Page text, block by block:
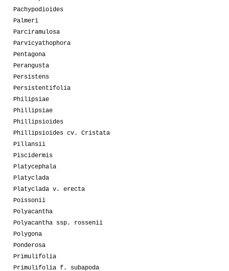
Pachypodioides
Palmeri
Parciramulosa
Parvicyathophora
Pentagona
Perangusta
Persistens
Persistentifolia
Philipsiae
Phillipsiae
Phillipsioides
Phillipsioides cv. Cristata
Pillansii
Piscidermis
Platycephala
Platyclada
Platyclada v. erecta
Poissonii
Polyacantha
Polyacantha ssp. rossenii
Polygona
Ponderosa
Primulifolia
Primulifolia f. subapoda